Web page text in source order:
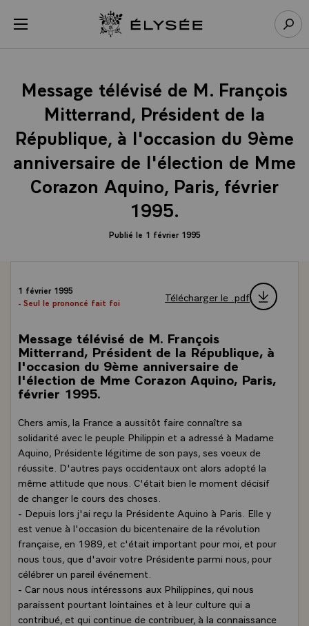
menu Retour à l’accueil Élysée
Message télévisé de M. François
Mitterrand, Président de la
République, à l'occasion du 9ème
anniversaire de l'élection de Mme
Corazon Aquino, Paris, février
1995.
Publié le 1 février 1995
1 février 1995
- Seul le prononcé fait foi
Télécharger le .pdf
Message télévisé de M. François
Mitterrand, Président de la République, à
l'occasion du 9ème anniversaire de
l'élection de Mme Corazon Aquino, Paris,
février 1995.
Chers amis, la France a aussitôt faire connaître sa
solidarité avec le peuple Philippin et a adressé à Madame
Aquino, Présidente légitime de son pays, ses voeux de
réussite. D'autres pays occidentaux ont alors adopté la
même attitude que nous. C'était bien le moment décisif
de changer le cours des choses.
- Depuis lors j'ai reçu la Présidente Aquino à Paris. Elle y
est venue à l'occasion du bicentenaire de la révolution
française, en 1989, et c'était important pour moi, et pour
nous tous, que d'avoir votre Présidente parmi nous, pour
célébrer un pareil événement.
- Car nous nous intéressons aux Philippines, qui nous
paraissent pourtant lointaines et à leur culture qui a
contribué, et qui continue de contribuer, à la connaissance
Panneau de gestion des cookies